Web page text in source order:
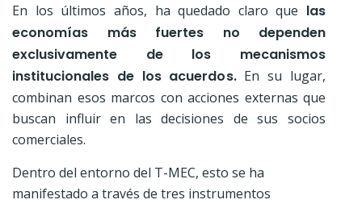
En los últimos años, ha quedado claro que las
economías más fuertes no dependen
exclusivamente de los mecanismos
institucionales de los acuerdos.En su lugar,
combinan esos marcos con acciones externas que
buscan influir en las decisiones de sus socios
comerciales.
Dentro del entorno del T-MEC, esto se ha
manifestado a través de tres instrumentos